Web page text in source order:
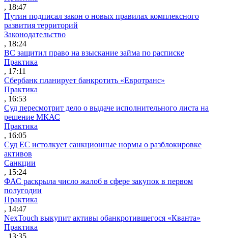
, 18:47
Путин подписал закон о новых правилах комплексного
развития территорий
Законодательство
, 18:24
ВС защитил право на взыскание займа по расписке
Практика
, 17:11
Сбербанк планирует банкротить «Евротранс»
Практика
, 16:53
Суд пересмотрит дело о выдаче исполнительного листа на
решение МКАС
Практика
, 16:05
Суд ЕС истолкует санкционные нормы о разблокировке
активов
Санкции
, 15:24
ФАС раскрыла число жалоб в сфере закупок в первом
полугодии
Практика
, 14:47
NexTouch выкупит активы обанкротившегося «Кванта»
Практика
, 13:35